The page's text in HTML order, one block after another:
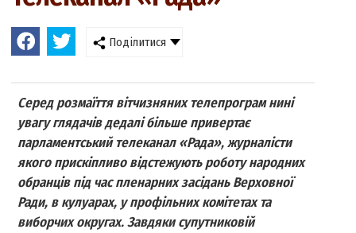
Поділитися
Серед розмаїття вітчизняних телепрограм нині
увагу глядачів дедалі більше привертає
парламентський телеканал «Рада», журналісти
якого прискіпливо відстежують роботу народних
обранців під час пленарних засідань Верховної
Ради, в кулуарах, у профільних комітетах та
виборчих округах. Завдяки супутниковій